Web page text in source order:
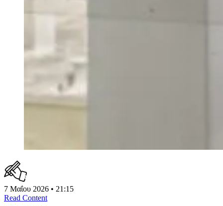
7 Μαΐου 2026 • 21:15
Read Content